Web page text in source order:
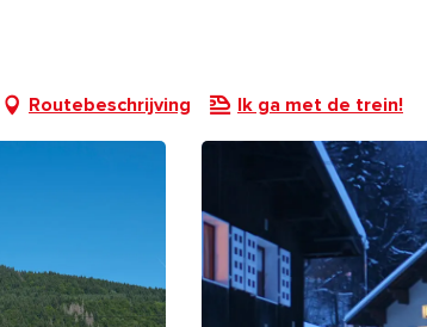
Routebeschrijving Ik ga met de trein!